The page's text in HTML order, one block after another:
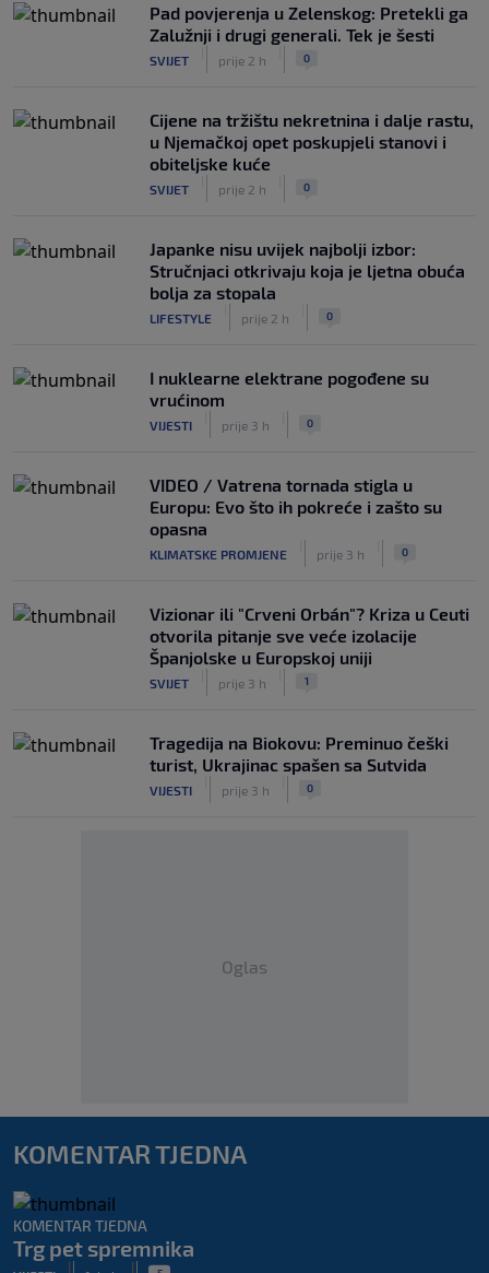
Pad povjerenja u Zelenskog: Pretekli ga
Zalužnji i drugi generali. Tek je šesti
SVIJET prije 2 h 0
Cijene na tržištu nekretnina i dalje rastu,
u Njemačkoj opet poskupjeli stanovi i
obiteljske kuće
SVIJET prije 2 h 0
Japanke nisu uvijek najbolji izbor:
Stručnjaci otkrivaju koja je ljetna obuća
bolja za stopala
LIFESTYLE prije 2 h 0
I nuklearne elektrane pogođene su
vrućinom
VIJESTI prije 3 h 0
VIDEO / Vatrena tornada stigla u
Europu: Evo što ih pokreće i zašto su
opasna
KLIMATSKE PROMJENE prije 3 h 0
Vizionar ili "Crveni Orbán"? Kriza u Ceuti
otvorila pitanje sve veće izolacije
Španjolske u Europskoj uniji
SVIJET prije 3 h 1
Tragedija na Biokovu: Preminuo češki
turist, Ukrajinac spašen sa Sutvida
VIJESTI prije 3 h 0
Oglas
KOMENTAR TJEDNA
KOMENTAR TJEDNA
Trg pet spremnika
| |